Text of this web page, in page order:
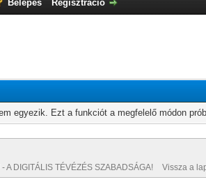
Belépés Regisztráció
egyezik. Ezt a funkciót a megfelelő módon
- A DIGITÁLIS TÉVÉZÉS SZABADSÁGA! Vissza a